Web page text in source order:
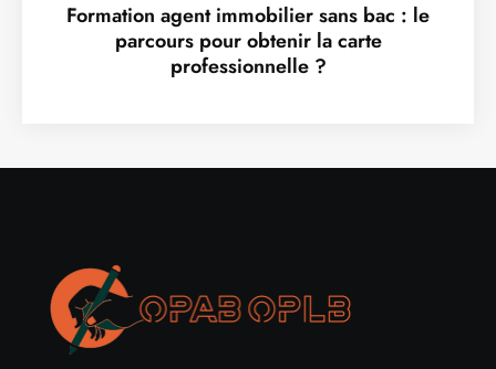
Formation agent immobilier sans bac : le
parcours pour obtenir la carte
professionnelle ?